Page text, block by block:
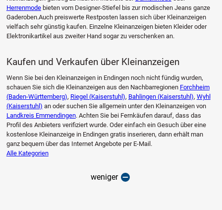
Herrenmodebieten vom Designer-Stiefel bis zur modischen Jeans ganze
Gaderoben.Auch preiswerte Restposten lassen sich über Kleinanzeigen
vielfach sehr günstig kaufen. Einzelne Kleinanzeigen bieten Kleider oder
Elektronikartikel aus zweiter Hand sogar zu verschenken an.
Kaufen und Verkaufen über Kleinanzeigen
Wenn Sie bei den Kleinanzeigen in Endingen noch nicht fündig wurden,
schauen Sie sich die Kleinanzeigen aus den Nachbarregionen Forchheim
(Baden-Württemberg), Riegel (Kaiserstuhl), Bahlingen (Kaiserstuhl), Wyhl
(Kaiserstuhl) an oder suchen Sie allgemein unter den Kleinanzeigen von
Landkreis Emmendingen. Achten Sie bei Fernkäufen darauf, dass das
Profil des Anbieters verifiziert wurde. Oder einfach ein Gesuch über eine
kostenlose Kleinanzeige in Endingen gratis inserieren, dann erhält man
ganz bequem über das Internet Angebote per E-Mail.
Alle Kategorien
weniger